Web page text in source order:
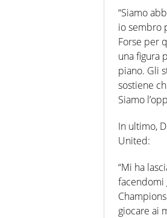
“Siamo
io sembro
Forse per
una figura
piano. Gli
sostiene
Siamo
In ultimo,
United:
“Mi ha
facendomi
giocare ai